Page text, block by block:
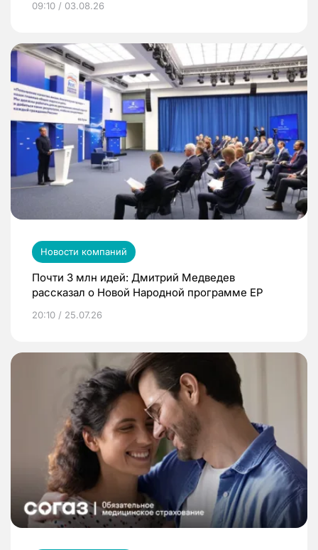
09:10 / 03.08.26
Новости компаний
Почти 3 млн идей: Дмитрий Медведев
рассказал о Новой Народной программе ЕР
20:10 / 25.07.26